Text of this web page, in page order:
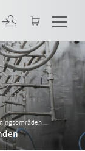
Systempartner